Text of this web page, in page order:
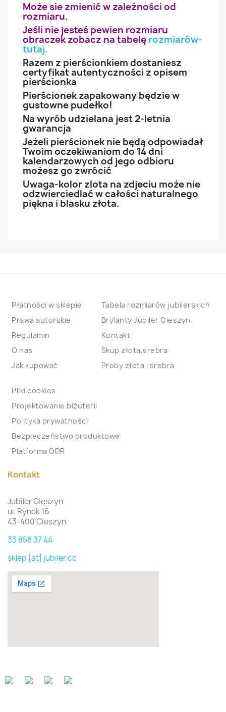
Może sie zmienić w zależności od
rozmiaru.
Jeśli nie jesteś pewien rozmiaru
obraczek zobacz na tabelę rozmiarów-
tutaj.
Razem z pierścionkiem dostaniesz
certyfikat autentyczności z opisem
pierścionka
Pierścionek zapakowany będzie w
gustowne pudełko!
Na wyrób udzielana jest 2-letnia
gwarancja
Jeżeli pierścionek nie będą odpowiadał
Twoim oczekiwaniom do 14 dni
kalendarzowych od jego odbioru
możesz go zwrócić
Uwaga-kolor zlota na zdjeciu może nie
odzwierciedlać w całości naturalnego
piękna i blasku złota.
Płatności w sklepie
Prawa autorskie
Regulamin
O nas
Jak kupować
Tabela rozmiarów jubilerskich
Brylanty Jubiler Cieszyn.
Kontakt
Skup złota,srebra
Proby złota i srebra
Pliki cookies
Projektowanie biżuterii
Polityka prywatności
Bezpieczeństwo produktowe
Platforma ODR
Kontakt
Jubiler Cieszyn
ul. Rynek 16
43-400 Cieszyn
33 858 37 44
sklep [at] jubiler.cc